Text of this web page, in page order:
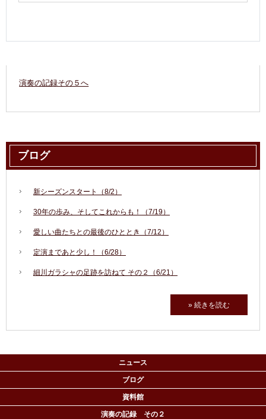
演奏の記録その５へ
ブログ
新シーズンスタート（8/2）
30年の歩み、そしてこれからも！（7/19）
愛しい曲たちとの最後のひととき（7/12）
定演まであと少し！（6/28）
細川ガラシャの足跡を訪ねて その２（6/21）
» 続きを読む
ニュース
ブログ
資料館
演奏の記録 その２